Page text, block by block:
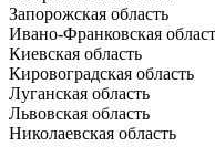
Запорожская область
Ивано-Франковская
Киевская область
Кировоградская область
Луганская область
Львовская область
Николаевская область